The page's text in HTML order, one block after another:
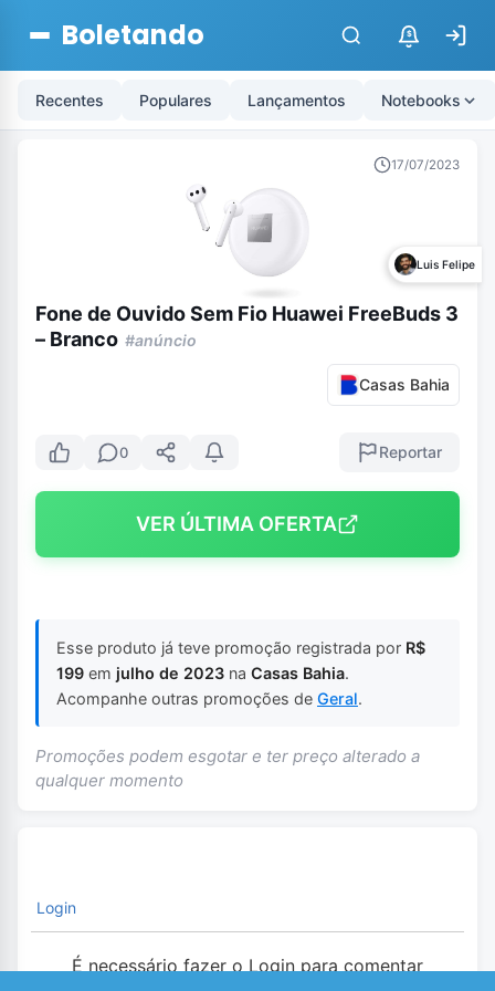
Boletando $
Recentes Populares Lançamentos Notebooks
17/07/2023
Luis Felipe
Fone de Ouvido Sem Fio Huawei FreeBuds 3
– Branco #anúncio
Casas Bahia
0 Reportar
VER ÚLTIMA OFERTA
Esse produto já teve promoção registrada por R$
199 em julho de 2023 na Casas Bahia.
Acompanhe outras promoções de Geral.
Promoções podem esgotar e ter preço alterado a
qualquer momento
Login
É necessário fazer o Login para comentar